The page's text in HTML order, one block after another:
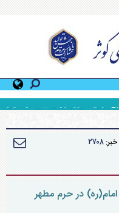
گرامی مسئول قرارگاه جهاد سازندگی و
۲۷۰۸
در حرم مطهر